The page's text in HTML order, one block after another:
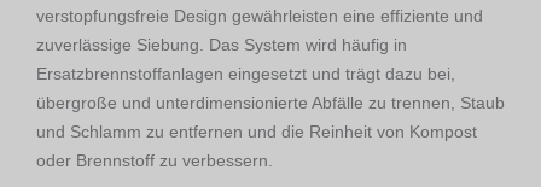
verstopfungsfreie Design gewährleisten eine effiziente und
zuverlässige Siebung. Das System wird häufig in
Ersatzbrennstoffanlagen eingesetzt und trägt dazu bei,
übergroße und unterdimensionierte Abfälle zu trennen, Staub
und Schlamm zu entfernen und die Reinheit von Kompost
oder Brennstoff zu verbessern.